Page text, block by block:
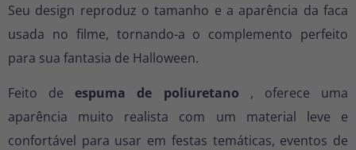
Seu design reproduz o tamanho e a aparência da faca
usada no filme, tornando-a o complemento perfeito
para sua fantasia de Halloween.
Feito de espuma de poliuretano , oferece uma
aparência muito realista com um material leve e
confortável para usar em festas temáticas, eventos de